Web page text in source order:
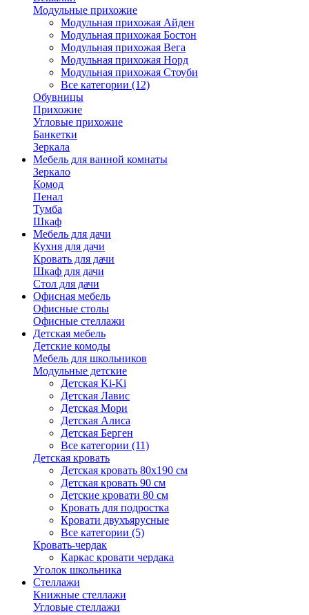
Модульные прихожие
Модульная прихожая Айден
Модульная прихожая Бостон
Модульная прихожая Вега
Модульная прихожая Норд
Модульная прихожая Стоуби
Все категории (12)
Обувницы
Прихожие
Угловые прихожие
Банкетки
Зеркала
Мебель для ванной комнаты
Зеркало
Комод
Пенал
Тумба
Шкаф
Мебель для дачи
Кухня для дачи
Кровать для дачи
Шкаф для дачи
Стол для дачи
Офисная мебель
Офисные столы
Офисные стеллажи
Детская мебель
Детские комоды
Мебель для школьников
Модульные детские
Детская Ki-Ki
Детская Лавис
Детская Мори
Детская Алиса
Детская Берген
Все категории (11)
Детская кровать
Детская кровать 80х190 см
Детская кровать 90 см
Детские кровати 80 см
Кровать для подростка
Кровати двухъярусные
Все категории (5)
Кровать-чердак
Каркас кровати чердака
Уголок школьника
Стеллажи
Книжные стеллажи
Угловые стеллажи